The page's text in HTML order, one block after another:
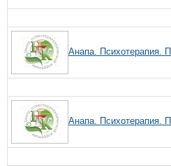
Анапа. Психотерапия.
Анапа. Психотерапия.